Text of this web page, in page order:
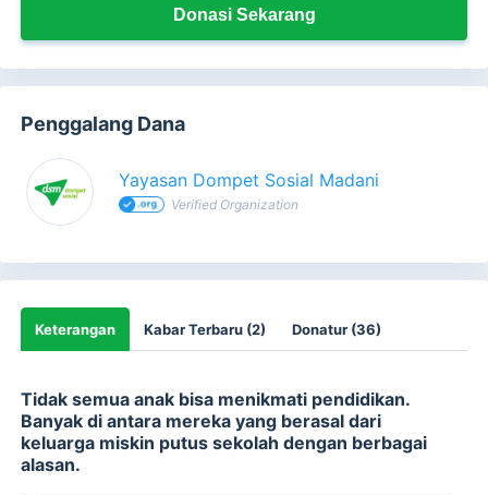
Donasi Sekarang
Penggalang Dana
Yayasan Dompet Sosial Madani
Verified Organization
Keterangan Kabar Terbaru (2) Donatur (36)
Tidak semua anak bisa menikmati pendidikan.
Banyak di antara mereka yang berasal dari
keluarga miskin putus sekolah dengan berbagai
alasan.